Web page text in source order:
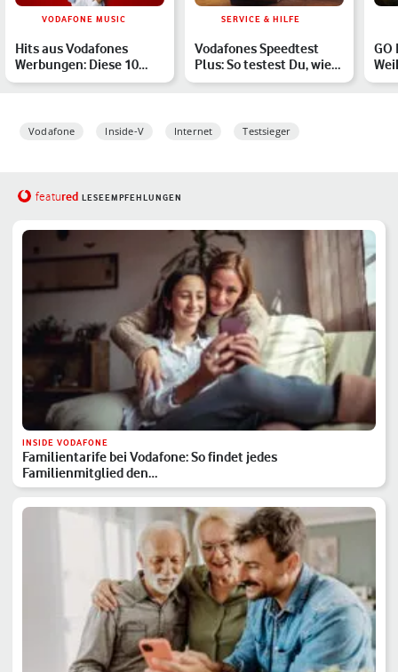
VODAFONE MUSIC
Hits aus Vodafones
Werbungen: Diese 10
Songs bleiben im Kopf
SERVICE & HILFE
Vodafones Speedtest
Plus: So testest Du, wie
schnell Deine Intern…
GO
Vodafone Inside-V Internet Testsieger
featured LESEEMPFEHLUNGEN
INSIDE VODAFONE
Familientarife bei Vodafone: So findet jedes
Familienmitglied den…